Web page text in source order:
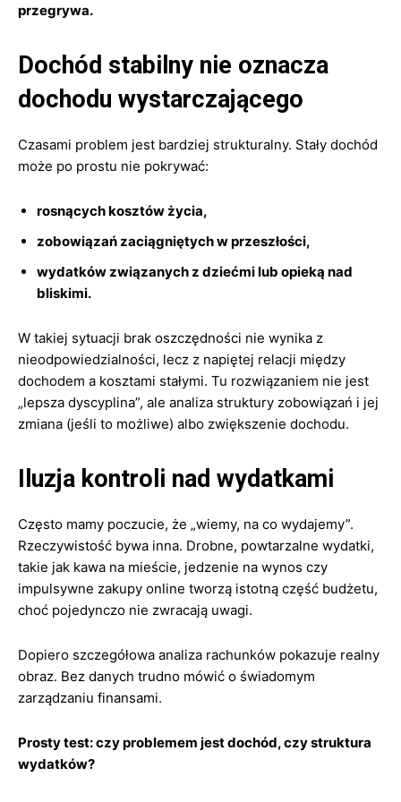
przegrywa.
Dochód stabilny nie oznacza
dochodu wystarczającego
Czasami problem jest bardziej strukturalny. Stały dochód
może po prostu nie pokrywać:
rosnących kosztów życia,
zobowiązań zaciągniętych w przeszłości,
wydatków związanych z dziećmi lub opieką nad
bliskimi.
W takiej sytuacji brak oszczędności nie wynika z
nieodpowiedzialności, lecz z napiętej relacji między
dochodem a kosztami stałymi. Tu rozwiązaniem nie jest
„lepsza dyscyplina”, ale analiza struktury zobowiązań i jej
zmiana (jeśli to możliwe) albo zwiększenie dochodu.
Iluzja kontroli nad wydatkami
Często mamy poczucie, że „wiemy, na co wydajemy”.
Rzeczywistość bywa inna. Drobne, powtarzalne wydatki,
takie jak kawa na mieście, jedzenie na wynos czy
impulsywne zakupy online tworzą istotną część budżetu,
choć pojedynczo nie zwracają uwagi.
Dopiero szczegółowa analiza rachunków pokazuje realny
obraz. Bez danych trudno mówić o świadomym
zarządzaniu finansami.
Prosty test: czy problemem jest dochód, czy struktura
wydatków?